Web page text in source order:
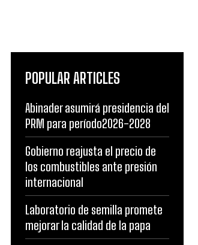
POPULAR ARTICLES
Abinader asumirá presidencia del
PRM para período2026-2028
Gobierno reajusta el precio de
los combustibles ante presión
internacional
Laboratorio de semilla promete
mejorar la calidad de la papa